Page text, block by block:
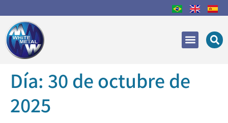
Día: 30 de octubre de
2025